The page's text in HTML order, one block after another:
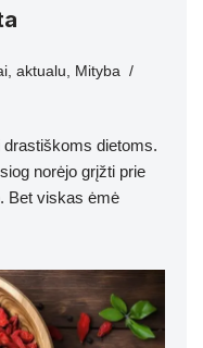
, aktualu, Mityba
dietoms.
norėjo grįžti prie
Bet viskas ėmė